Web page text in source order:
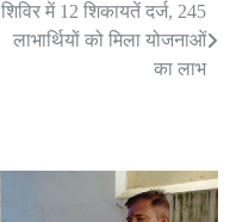
शिविर में 12 शिकायतें दर्ज, 245
लाभार्थियों को मिला योजनाओं
का लाभ